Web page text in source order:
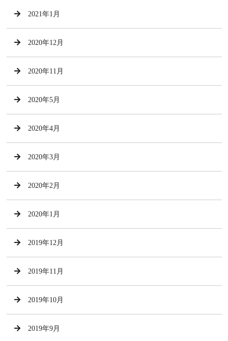
2021年1月
2020年12月
2020年11月
2020年5月
2020年4月
2020年3月
2020年2月
2020年1月
2019年12月
2019年11月
2019年10月
2019年9月